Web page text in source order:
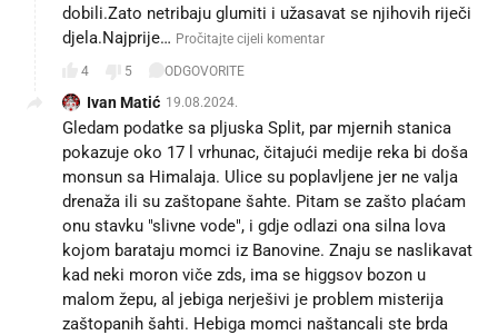
dobili.Zato netribaju glumiti i užasavat se njihovih riječi
djela.Najprije… Pročitajte cijeli komentar
4 5 ODGOVORITE
Ivan Matić 19.08.2024.
Gledam podatke sa pljuska Split, par mjernih stanica
pokazuje oko 17 l vrhunac, čitajući medije reka bi doša
monsun sa Himalaja. Ulice su poplavljene jer ne valja
drenaža ili su zaštopane šahte. Pitam se zašto plaćam
onu stavku "slivne vode", i gdje odlazi ona silna lova
kojom barataju momci iz Banovine. Znaju se naslikavat
kad neki moron viče zds, ima se higgsov bozon u
malom žepu, al jebiga nerješivi je problem misterija
zaštopanih šahti. Hebiga momci naštancali ste brda